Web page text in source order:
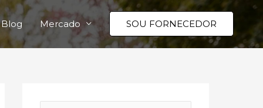
Blog Mercado SOU FORNECEDOR